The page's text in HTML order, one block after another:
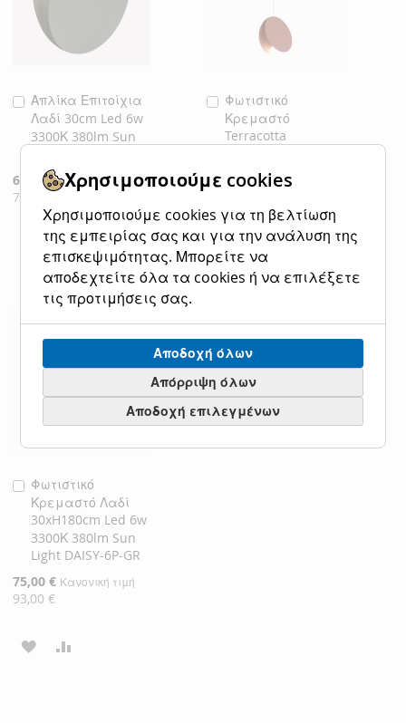
Απλίκα Επιτοίχια
Λαδί 30cm Led 6w
3300Κ 380lm Sun
Ειδική
Τιμή
62,00 € Κανονική τιμή
76,88 €
Προσθήκη
στο
Καλάθι
ΠΡΟΣΘΉΚΗ
ΣΤΗ
ΛΊΣΤΑ
ΕΠΙΘΥΜΙΏΝ
ΠΡΟΣΘΉΚΗ
ΓΙΑ
ΣΎΓΚΡΙΣΗ
Φωτιστικό
Κρεμαστό
Terracotta
3300Κ 380lm Sun
Light DAISY-6P-RD
Ειδική
Τιμή
75,00 € Κανονική τιμή
93,00 €
Προσθήκη
στο
Καλάθι
ΠΡΟΣΘΉΚΗ
ΛΊΣΤΑ
ΕΠΙΘΥΜΙΏΝ
ΠΡΟΣΘΉΚΗ
ΣΎΓΚΡΙΣΗ
Φωτιστικό
Κρεμαστό Λαδί
30xH180cm Led 6w
3300Κ 380lm Sun
Light DAISY-6P-GR
Ειδική
Τιμή
75,00 € Κανονική τιμή
93,00 €
Προσθήκη
στο
Καλάθι
ΠΡΟΣΘΉΚΗ
Χρησιμοποιούμε cookies
Χρησιμοποιούμε cookies για τη βελτίωση
της εμπειρίας σας και για την ανάλυση της
επισκεψιμότητας. Μπορείτε να
αποδεχτείτε όλα τα cookies ή να επιλέξετε
τις προτιμήσεις σας.
Αποδοχή όλων
Απόρριψη όλων
Αποδοχή επιλεγμένων